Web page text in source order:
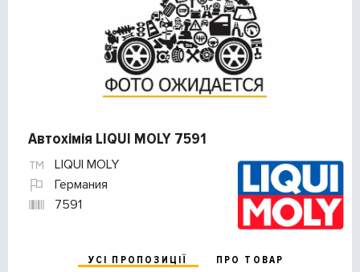
Автохімія LIQUI MOLY 7591
LIQUI MOLY
Германия
7591
УСІ ПРОПОЗИЦІЇ
ПРО ТОВАР